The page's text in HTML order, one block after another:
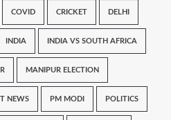
COVID CRICKET DELHI
INDIA INDIA VS SOUTH AFRICA
MANIPUR ELECTION
NEWS PM MODI POLITICS